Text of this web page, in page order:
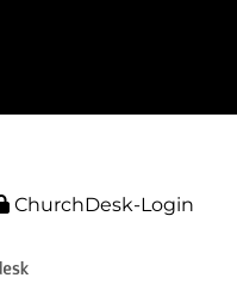
ChurchDesk-Login